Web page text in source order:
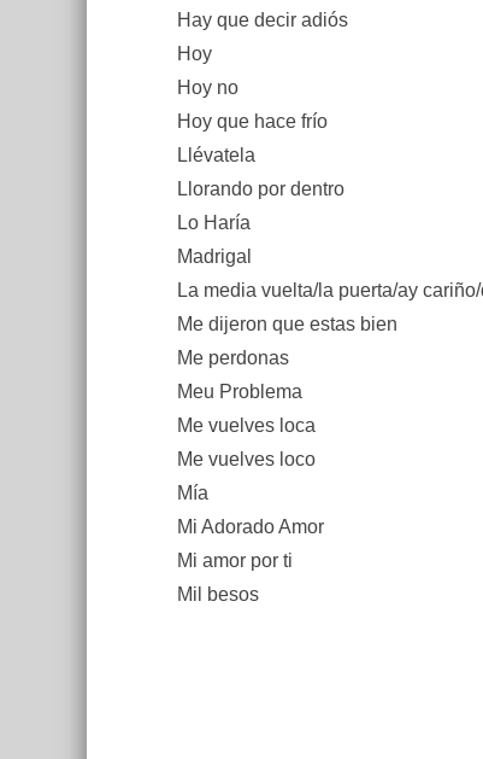
Hay que decir adiós
Hoy
Hoy no
Hoy que hace frío
Llévatela
Llorando por dentro
Lo Haría
Madrigal
La media vuelta/la puerta/ay
Me dijeron que estas bien
Me perdonas
Meu Problema
Me vuelves loca
Me vuelves loco
Mía
Mi Adorado Amor
Mi amor por ti
Mil besos